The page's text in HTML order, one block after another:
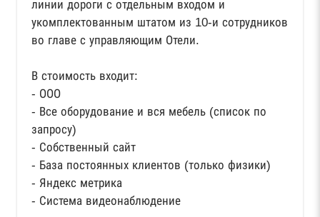
линии дороги с отдельным входом и
укомплектованным штатом из 10-и сотрудников
во главе с управляющим Отели.
В стоимость входит:
- ООО
- Все оборудование и вся мебель (список по
запросу)
- Собственный сайт
- База постоянных клиентов (только физики)
- Яндекс метрика
- Система видеонаблюдение